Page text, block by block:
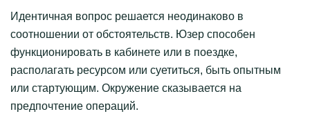
Идентичная вопрос решается неодинаково в
соотношении от обстоятельств. Юзер способен
функционировать в кабинете или в поездке,
располагать ресурсом или суетиться, быть опытным
или стартующим. Окружение сказывается на
предпочтение операций.